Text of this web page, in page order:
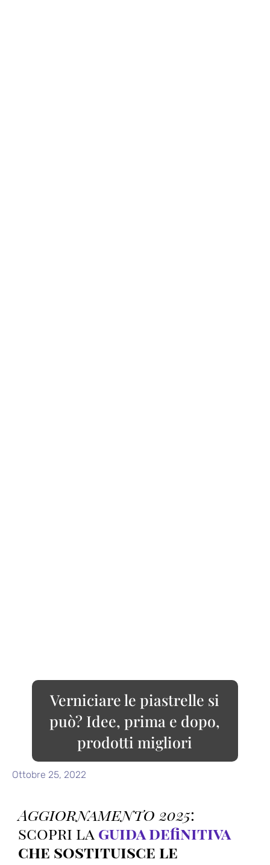
Verniciare le piastrelle si
può? Idee, prima e dopo,
prodotti migliori
Ottobre 25, 2022
Aggiornamento 2025:
scopri la guida definitiva
che sostituisce le